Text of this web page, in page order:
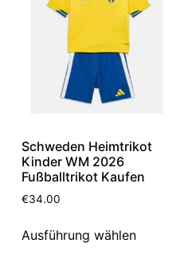
Schweden Heimtrikot
Kinder WM 2026
Fußballtrikot Kaufen
€34.00
Ausführung wählen